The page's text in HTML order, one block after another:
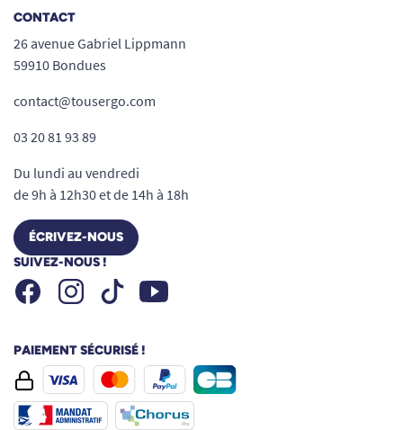
CONTACT
26 avenue Gabriel Lippmann
59910 Bondues
contact@tousergo.com
03 20 81 93 89
Du lundi au vendredi
de 9h à 12h30 et de 14h à 18h
ÉCRIVEZ-NOUS
SUIVEZ-NOUS !
FacebookInstagramTiktok Youtube
PAIEMENT SÉCURISÉ !